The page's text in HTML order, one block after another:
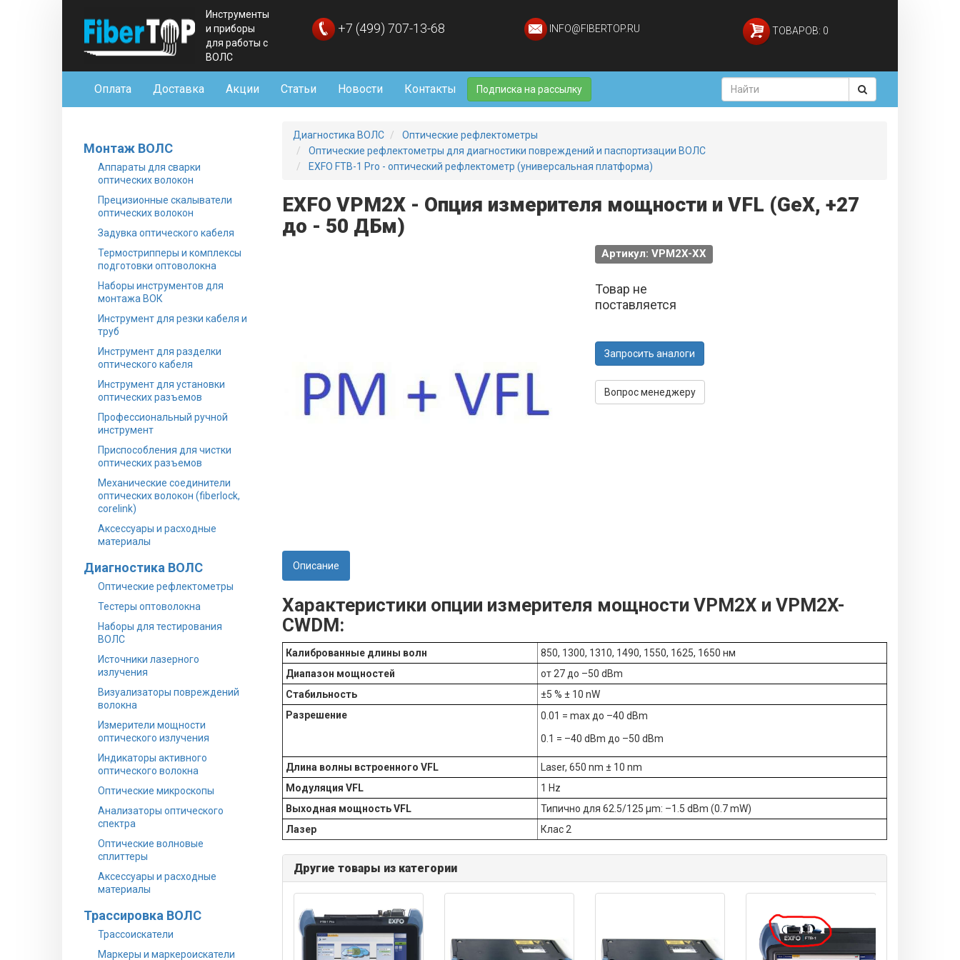
Инструменты
и приборы
для работы с
ВОЛС
+7 (499) 707-13-68 INFO@FIBERTOP.RU ТОВАРОВ: 0
Оплата Доставка Акции Статьи Новости Контакты Подписка на рассылку
Монтаж ВОЛС
Аппараты для сварки
оптических волокон
Прецизионные скалыватели
оптических волокон
Задувка оптического кабеля
Термострипперы и комплексы
подготовки оптоволокна
Наборы инструментов для
монтажа ВОК
Инструмент для резки кабеля и
труб
Инструмент для разделки
оптического кабеля
Инструмент для установки
оптических разъемов
Профессиональный ручной
инструмент
Приспособления для чистки
оптических разъемов
Механические соединители
оптических волокон (fiberlock,
corelink)
Аксессуары и расходные
материалы
Диагностика ВОЛС
Оптические рефлектометры
Тестеры оптоволокна
Наборы для тестирования
ВОЛС
Источники лазерного
излучения
Визуализаторы повреждений
волокна
Измерители мощности
оптического излучения
Индикаторы активного
оптического волокна
Оптические микроскопы
Анализаторы оптического
спектра
Оптические волновые
сплиттеры
Аксессуары и расходные
материалы
Трассировка ВОЛС
Трассоискатели
Маркеры и маркероискатели
Диагностика ВОЛС
Оптические рефлектометры
Оптические рефлектометры для диагностики повреждений и паспортизации ВОЛС
EXFO FTB-1 Pro - оптический рефлектометр (универсальная платформа)
EXFO VPM2X - Опция измерителя мощности и VFL (GeX, +27
до - 50 ДБм)
Артикул: VPM2X-XX
Товар не
поставляется
Запросить аналоги
Вопрос менеджеру
Описание
Характеристики опции измерителя мощности VPM2X и VPM2X-
CWDM:
Калиброванные длины волн
850, 1300, 1310, 1490, 1550, 1625, 1650 нм
Диапазон мощностей
от 27 до –50 dBm
Стабильность
±5 % ± 10 nW
Разрешение
0.01 = max до –40 dBm
0.1 = –40 dBm до –50 dBm
Длина волны встроенного VFL
Laser, 650 nm ± 10 nm
Модуляция VFL
1 Hz
Выходная мощность VFL
Типично для 62.5/125 µm: –1.5 dBm (0.7 mW)
Лазер
Клас 2
Другие товары из категории